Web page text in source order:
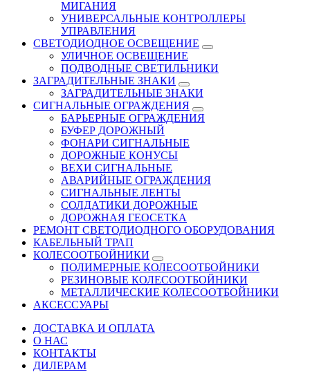
МИГАНИЯ
УНИВЕРСАЛЬНЫЕ КОНТРОЛЛЕРЫ
УПРАВЛЕНИЯ
СВЕТОДИОДНОЕ ОСВЕЩЕНИЕ
УЛИЧНОЕ ОСВЕЩЕНИЕ
ПОДВОДНЫЕ СВЕТИЛЬНИКИ
ЗАГРАДИТЕЛЬНЫЕ ЗНАКИ
ЗАГРАДИТЕЛЬНЫЕ ЗНАКИ
СИГНАЛЬНЫЕ ОГРАЖДЕНИЯ
БАРЬЕРНЫЕ ОГРАЖДЕНИЯ
БУФЕР ДОРОЖНЫЙ
ФОНАРИ СИГНАЛЬНЫЕ
ДОРОЖНЫЕ КОНУСЫ
ВЕХИ СИГНАЛЬНЫЕ
АВАРИЙНЫЕ ОГРАЖДЕНИЯ
СИГНАЛЬНЫЕ ЛЕНТЫ
СОЛДАТИКИ ДОРОЖНЫЕ
ДОРОЖНАЯ ГЕОСЕТКА
РЕМОНТ СВЕТОДИОДНОГО ОБОРУДОВАНИЯ
КАБЕЛЬНЫЙ ТРАП
КОЛЕСООТБОЙНИКИ
ПОЛИМЕРНЫЕ КОЛЕСООТБОЙНИКИ
РЕЗИНОВЫЕ КОЛЕСООТБОЙНИКИ
МЕТАЛЛИЧЕСКИЕ КОЛЕСООТБОЙНИКИ
АКСЕССУАРЫ
ДОСТАВКА И ОПЛАТА
О НАС
КОНТАКТЫ
ДИЛЕРАМ